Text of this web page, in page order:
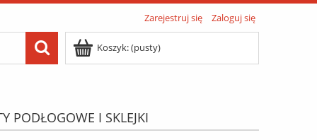
Zarejestruj się Zaloguj się
Koszyk:(pusty)
PODŁOGOWE I SKLEJKI